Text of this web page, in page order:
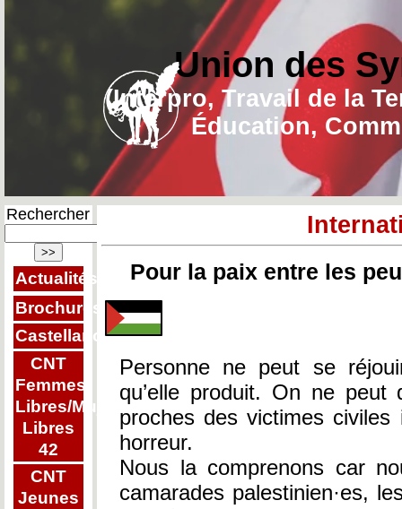
Union des
(Interpro, Travail de la
Éducation,
Rechercher
Actualités
Brochures
Castellano
CNT
Femmes
Libres/Mujeres
Libres
42
CNT
Jeunes
Pour la paix entre les
Personne ne peut se
qu’elle produit. On ne peut
proches des victimes
horreur.
Nous la comprenons car
camarades palestinien·es,